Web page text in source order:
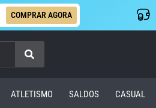
COMPRAR AGORA
Procurar
ATLETISMO SALDOS CASUAL